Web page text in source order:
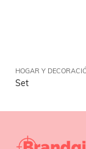
HOGAR Y
Set